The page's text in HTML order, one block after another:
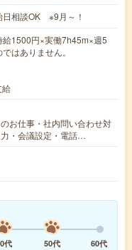
相談OK ※9月～！
1500円×実働7h45m×週5
はありません。
給
お仕事・社内問い合わせ対
・会議設定・電話…
代 50代
60代